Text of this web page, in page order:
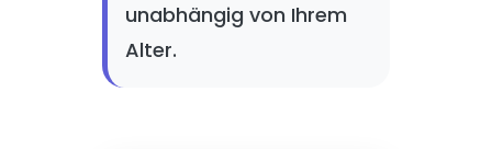
unabhängig von Ihrem
Alter.